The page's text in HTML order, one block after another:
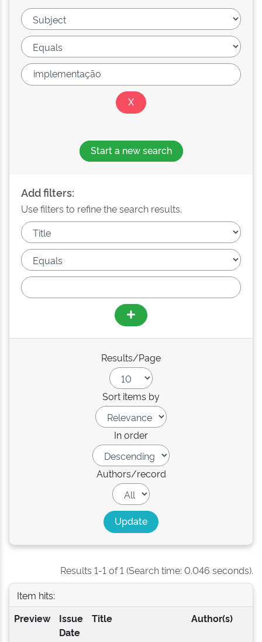
Start a new search
Add filters:
Use filters to refine the search results.
Results/Page
Sort items by
In order
Authors/record
Results 1-1 of 1 (Search time: 0.046 seconds).
Item hits:
Preview
Issue
Date
Title Author(s)